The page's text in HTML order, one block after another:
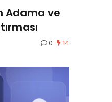
Adama ve
0 14